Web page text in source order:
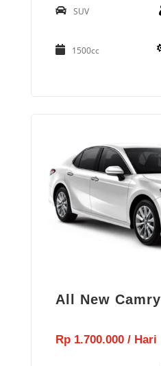
SUV
1500cc
All New Camry
Rp 1.700.000 / Hari